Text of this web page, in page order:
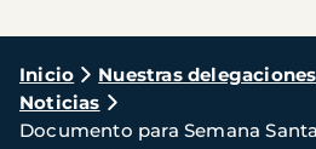
Ruta
de
Inicio Nuestras delegaciones
Noticias
Documento para Semana